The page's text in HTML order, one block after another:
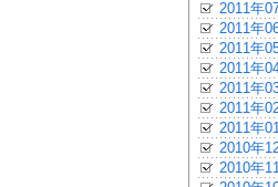
2011年
2011年
2011年
2011年
2011年
2011年
2011年
2010年
2010年